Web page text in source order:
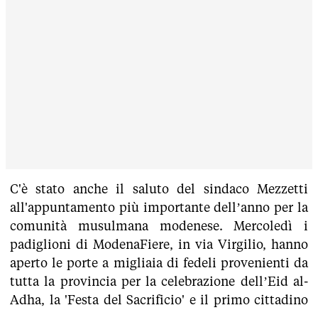
C'è stato anche il saluto del sindaco Mezzetti
all'appuntamento più importante dell’anno per la
comunità musulmana modenese. Mercoledì i
padiglioni di ModenaFiere, in via Virgilio, hanno
aperto le porte a migliaia di fedeli provenienti da
tutta la provincia per la celebrazione dell’Eid al-
Adha, la 'Festa del Sacrificio' e il primo cittadino